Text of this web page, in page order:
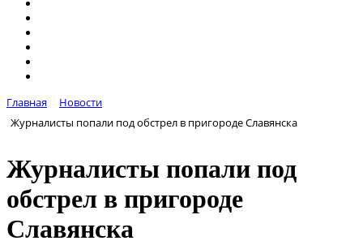
Главная
Новости
Журналисты попали под обстрел в пригороде Славянска
Журналисты попали под
обстрел в пригороде
Славянска